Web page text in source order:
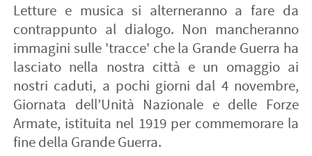
Letture e musica si alterneranno a fare da
contrappunto al dialogo. Non mancheranno
immagini sulle 'tracce' che la Grande Guerra ha
lasciato nella nostra città e un omaggio ai
nostri caduti, a pochi giorni dal 4 novembre,
Giornata dell’Unità Nazionale e delle Forze
Armate, istituita nel 1919 per commemorare la
fine della Grande Guerra.